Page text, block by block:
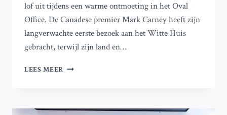
lof uit tijdens een warme ontmoeting in het Oval
Office. De Canadese premier Mark Carney heeft zijn
langverwachte eerste bezoek aan het Witte Huis
gebracht, terwijl zijn land en…
LEES MEER BELANGRIJKSTE
BIJEENKOMST